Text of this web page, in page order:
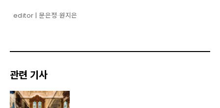
editor | 문은정·원지은
관련 기사